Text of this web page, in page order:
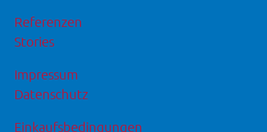
Referenzen
Stories
Impressum
Datenschutz
Einkaufsbedingungen